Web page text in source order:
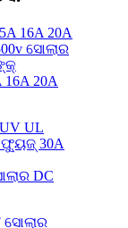
16A 20A
DC